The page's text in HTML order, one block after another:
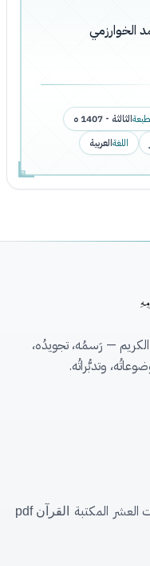
الثالثة - 1407 ه
اللغةالعربية
— رَسمُه، تجويدُه،
وتدبُّراتُه.
العشر المكتبة القرآن pdf